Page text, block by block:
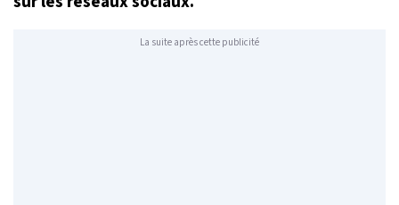
La suite après cette publicité